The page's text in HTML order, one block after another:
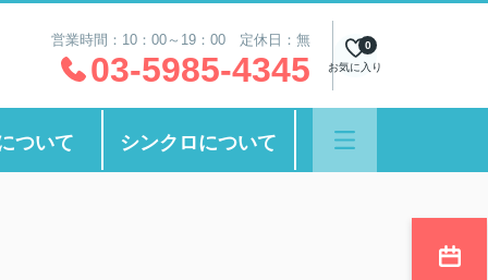
営業時間：10：00～19：00 定休日：無
03-5985-4345 お気に入り
0
ついて シンクロについて